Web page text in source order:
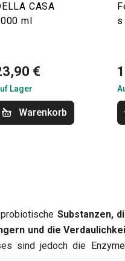
CASA
ml
€
Lager
Warenkorb
s
Substanzen,
und die
sind jedoch die